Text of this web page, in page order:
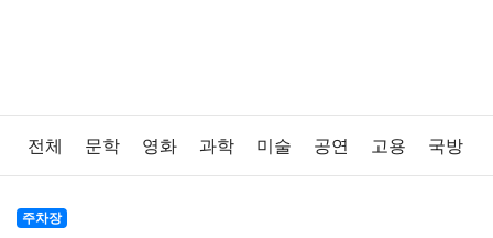
전체 문학 영화 과학 미술 공연 고용 국방
법률
주차장